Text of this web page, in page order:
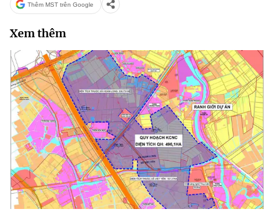
Thêm MST trên Google
Xem thêm